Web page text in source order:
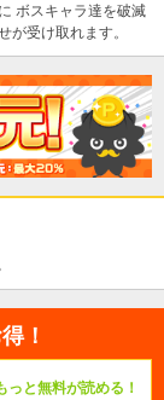
ボスキャラ達を破滅
が受け取れます。
！
っと無料が読める！